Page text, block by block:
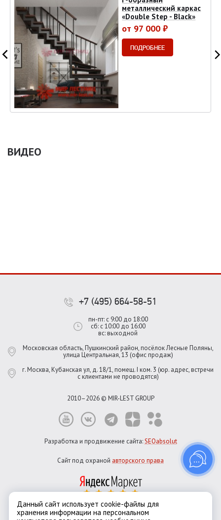
металлический каркас
«Double Step - Black»
от 97 000 ₽
ПОДРОБНЕЕ
ВИДЕО
+7 (495) 664-58-51
пн-пт: с 9:00 до 18:00
сб: с 10:00 до 16:00
вс: выходной
Московская область, Пушкинский район, посёлок Лесные Поляны,
улица Центральная, 13 (офис продаж)
г. Москва, Кубанская ул, д. 18/1, помещ. I ком. 3 (юр. адрес, встречи
с клиентами не проводятся)
2010–2026 © MIR-LEST GROUP
Разработка и продвижение сайта:SEOabsolut
Сайт под охраной авторского права
Город:Москва
Данный сайт использует cookie-файлы для
хранения информации на персональном